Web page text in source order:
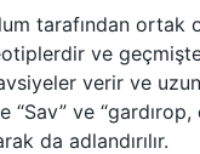
tarafından ortak
ve
verir ve
“Sav” ve “gardırop,
da adlandırılır.